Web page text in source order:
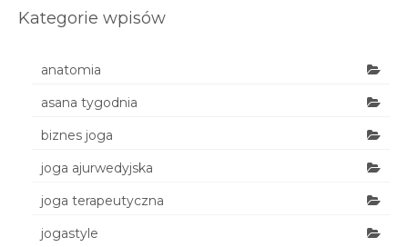
Kategorie wpisów
anatomia
asana tygodnia
biznes joga
joga ajurwedyjska
joga terapeutyczna
jogastyle